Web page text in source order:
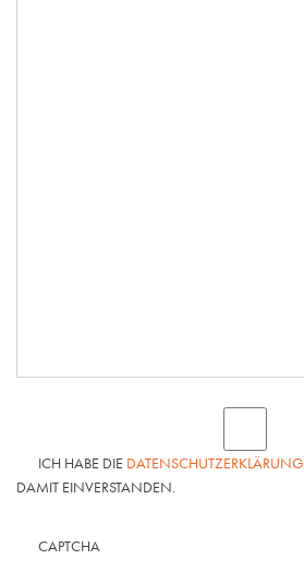
ICH HABE DIE DATENSCHUTZERKLÄRUNG
DAMIT EINVERSTANDEN.
CAPTCHA